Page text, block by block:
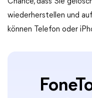
wiederherstellen und
können Telefon oder